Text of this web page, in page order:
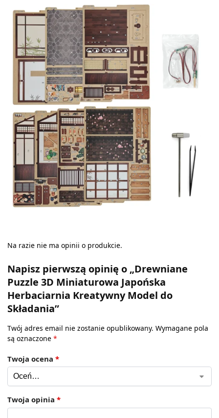
Na razie nie ma opinii o produkcie.
Napisz pierwszą opinię o „Drewniane
Puzzle 3D Miniaturowa Japońska
Herbaciarnia Kreatywny Model do
Składania”
Twój adres email nie zostanie opublikowany. Wymagane pola
są oznaczone *
Twoja ocena *
Twoja opinia *